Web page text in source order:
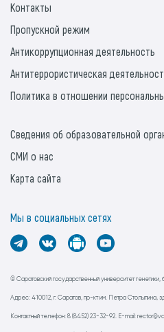
© Саратовский государственный университет
Адрес: 410012, г. Саратов, пр-кт им. Петра Столыпина,
Контактный телефон: 8 (8452) 23-32-92. E-mail:
Контакты
Пропускной режим
Антикоррупционная деятельность
Антитеррористическая
Политика в отношении
Сведения об образовательной
СМИ о нас
Карта сайта
Мы в социальных сетях